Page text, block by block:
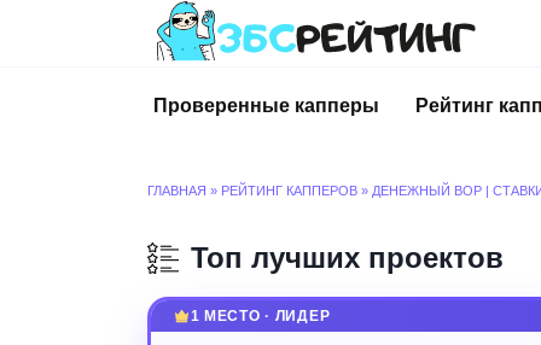
Проверенные капперы
Рейтинг
ГЛАВНАЯ » РЕЙТИНГ КАППЕРОВ » ДЕНЕЖНЫЙ ВОР | СТАВКИ
Топ лучших проектов
1 МЕСТО · ЛИДЕР